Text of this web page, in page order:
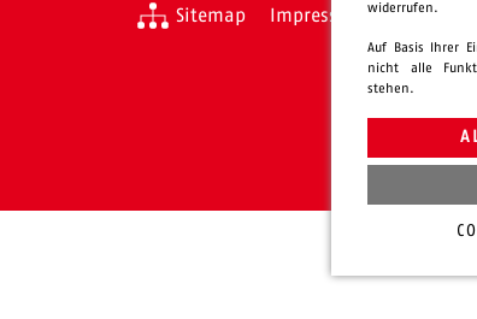
Sitemap Impressum
widerrufen.
Auf Basis Ihrer
nicht alle
stehen.